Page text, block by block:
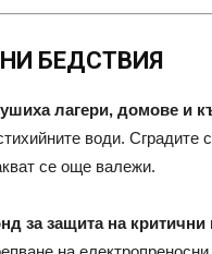
БЕДСТВИЯ
лагери, домове и
води. Сградите
се още валежи.
за защита на критични